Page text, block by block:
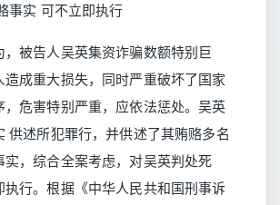
事实 可不立即执行
，被告人吴英集资诈骗数额特别巨
造成重大损失，同时严重破坏了国家
，危害特别严重，应依法惩处。吴英
供述所犯罪行，并供述了其贿赂多名
实，综合全案考虑，对吴英判处死
执行。根据《中华人民共和国刑事诉